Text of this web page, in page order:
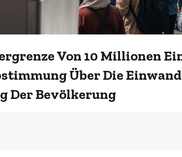
Von 10 Millionen
Über Die
Der Bevölkerung